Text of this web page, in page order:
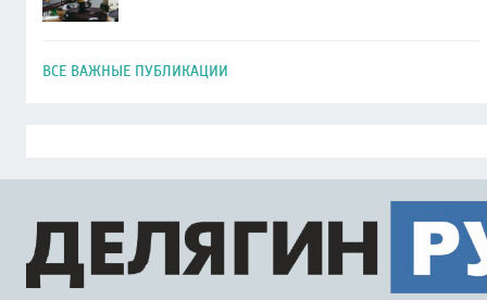
ВСЕ ВАЖНЫЕ ПУБЛИКАЦИИ